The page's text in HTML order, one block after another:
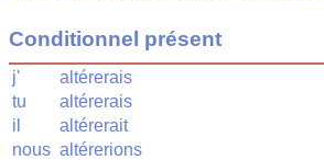
Conditionnel présent
j'
altérerais
tu
altérerais
il
altérerait
nous altérerions